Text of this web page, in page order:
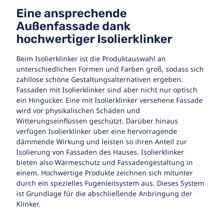
Eine ansprechende
Außenfassade dank
hochwertiger Isolierklinker
Beim Isolierklinker ist die Produktauswahl an
unterschiedlichen Formen und Farben groß, sodass sich
zahllose schöne Gestaltungsalternativen ergeben.
Fassaden mit Isolierklinker sind aber nicht nur optisch
ein Hingucker. Eine mit Isolierklinker versehene Fassade
wird vor physikalischen Schäden und
Witterungseinflüssen geschützt. Darüber hinaus
verfügen Isolierklinker über eine hervorragende
dämmende Wirkung und leisten so ihren Anteil zur
Isolierung von Fassaden des Hauses. Isolierklinker
bieten also Wärmeschutz und Fassadengestaltung in
einem. Hochwertige Produkte zeichnen sich mitunter
durch ein spezielles Fugenleitsystem aus. Dieses System
ist Grundlage für die abschließende Anbringung der
Klinker.